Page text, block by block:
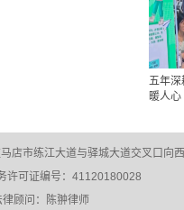
五年深
暖人心
店市练江大道与驿城大道交叉口向
许可证编号：41120180028
顾问：陈翀律师